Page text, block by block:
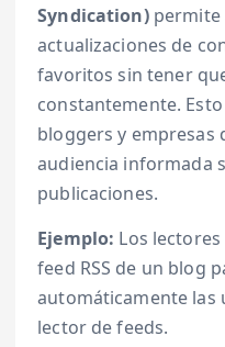
Syndication)permite
actualizaciones de
favoritos sin tener
constantemente.
bloggers y empresas
audiencia informada
publicaciones.
Ejemplo: Los
feed RSS de un blog
automáticamente las
lector de feeds.